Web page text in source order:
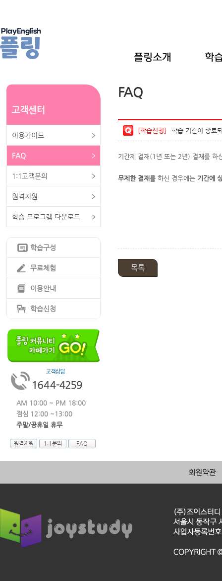
고객센터
이용가이드
FAQ
1:1고객문의
원격지원
학습 프로그램 다운로드
학습구성
무료체험
이용안내
학습신청
AM 10:00 ~ PM 18:00
점심 12:00 ~13:00
주말/공휴일 휴무
원격지원 1:1문의 FAQ
FAQ
[학습신청] 학습 기간이 종료
기간제 결재(1년 또는 2년) 결재를 하
무제한 결재를 하신 경우에는 기간에
목록